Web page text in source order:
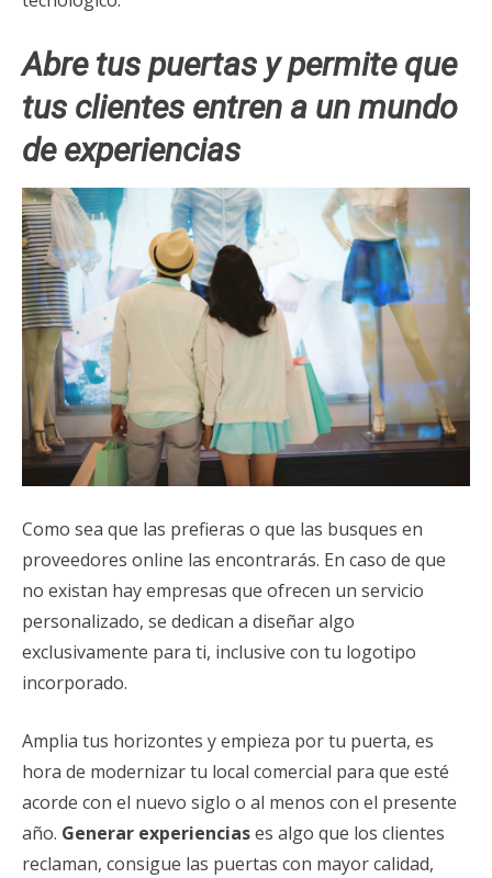
Abre tus puertas y permite que
tus clientes entren a un mundo
de experiencias
Como sea que las prefieras o que las busques en
proveedores online las encontrarás. En caso de que
no existan hay empresas que ofrecen un servicio
personalizado, se dedican a diseñar algo
exclusivamente para ti, inclusive con tu logotipo
incorporado.
Amplia tus horizontes y empieza por tu puerta, es
hora de modernizar tu local comercial para que esté
acorde con el nuevo siglo o al menos con el presente
año. Generar experienciases algo que los clientes
reclaman, consigue las puertas con mayor calidad,